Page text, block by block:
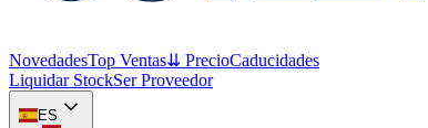
NovedadesTop Ventas⇊ PrecioCaducidades
Liquidar StockSer Proveedor
ES